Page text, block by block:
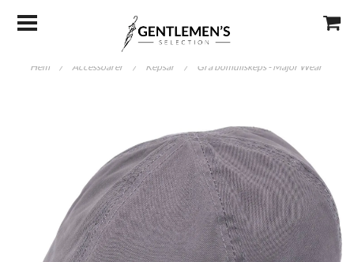
Hem / Accessoarer / Kepsar / Grå bomullskeps - Major Wear